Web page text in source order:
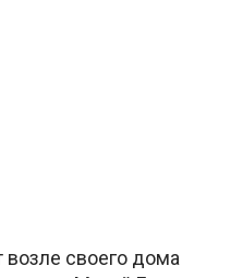
своего дома